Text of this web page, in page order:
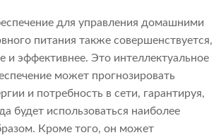
для управления домашними
питания также совершенствуется,
и эффективнее. Это интеллектуальное
может прогнозировать
и потребность в сети, гарантируя,
будет использоваться наиболее
Кроме того, он может